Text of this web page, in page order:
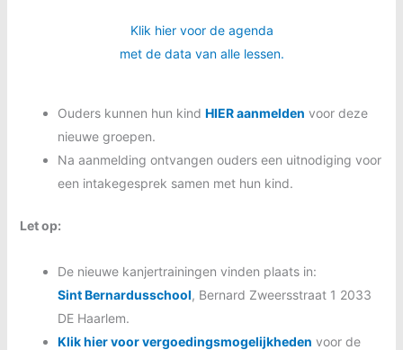
Klik hier voor de agenda
met de data van alle lessen.
Ouders kunnen hun kind HIER aanmelden voor deze
nieuwe groepen.
Na aanmelding ontvangen ouders een uitnodiging voor
een intakegesprek samen met hun kind.
Let op:
De nieuwe kanjertrainingen vinden plaats in:
Sint Bernardusschool, Bernard Zweersstraat 1 2033
DE Haarlem.
Klik hier voor vergoedingsmogelijkheden voor de